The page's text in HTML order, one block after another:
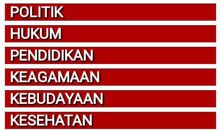
POLITIK
HUKUM
PENDIDIKAN
KEAGAMAAN
KEBUDAYAAN
KESEHATAN